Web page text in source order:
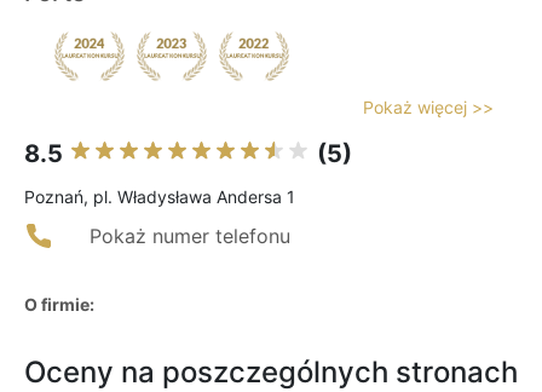
Pokaż więcej >>
8.5 (5)
Poznań, pl. Władysława Andersa 1
Pokaż numer telefonu
O firmie:
Oceny na poszczególnych stronach